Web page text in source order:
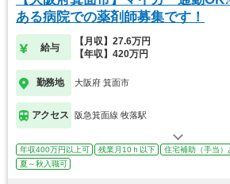
ある病院での薬剤師募集です！
給与
【月収】27.6万円
【年収】420万円
勤務地 大阪府 箕面市
アクセス 阪急箕面線 牧落駅
年収400万円以上可 残業月10ｈ以下 住宅補助（手当）
夏～秋入職可